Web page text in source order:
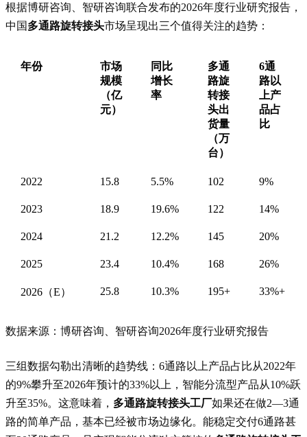
根据博研咨询、智研咨询联合发布的2026年度行业研究报告，
中国 多通路旋转接头市场呈现出三个值得关注的趋势：
年份
市场
规模
（亿
元）
同比
增长
率
多通
路旋
转接
头出
货量
（万
台）
6通
路以
上产
品占
比
2022 15.8 5.5% 102 9%
2023 18.9 19.6% 122 14%
2024 21.2 12.2% 145 20%
2025 23.4 10.4% 168 26%
2026（E） 25.8 10.3% 195+ 33%+
数据来源：博研咨询、智研咨询2026年度行业研究报告
三组数据勾勒出清晰的趋势线：6通路以上产品占比从2022年
的9%攀升至2026年预计的33%以上，智能分流型产品从10%跃
升至35%。这意味着， 多通路旋转接头工厂如果还在做2—3通
路的简单产品，基本已经被市场边缘化。能稳定交付6通路甚